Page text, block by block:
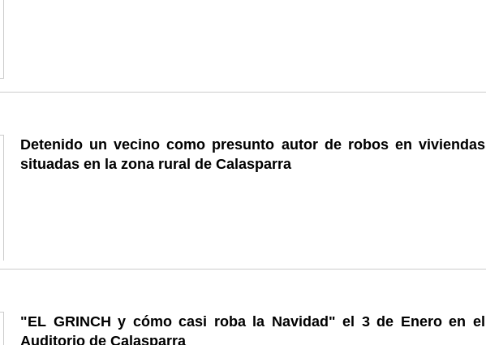
Detenido un vecino como presunto autor de robos en viviendas
situadas en la zona rural de Calasparra
"EL GRINCH y cómo casi roba la Navidad" el 3 de Enero en el
Auditorio de Calasparra